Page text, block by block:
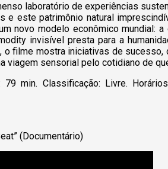
laboratório de experiências
e este patrimônio natural
novo modelo econômico mundial: a
y invisível presta para a
o filme mostra iniciativas de
viagem sensorial pelo cotidiano de
79 min. Classificação: Livre.
” (Documentário)